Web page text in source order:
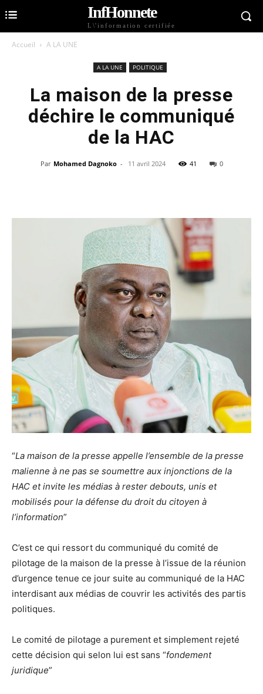
InfHonnete
L\'information certifiée
Accueil A LA UNE
A LA UNE POLITIQUE
La maison de la presse
déchire le communiqué
de la HAC
Par Mohamed Dagnoko - 11 avril 2024 41 0
“La maison de la presse appelle l’ensemble de la presse
malienne à ne pas se soumettre aux injonctions de la
HAC et invite les médias à rester debouts, unis et
mobilisés pour la défense du droit du citoyen à
l’information”
C’est ce qui ressort du communiqué du comité de
pilotage de la maison de la presse à l’issue de la réunion
d’urgence tenue ce jour suite au communiqué de la HAC
interdisant aux médias de couvrir les activités des partis
politiques.
Le comité de pilotage a purement et simplement rejeté
cette décision qui selon lui est sans “fondement
juridique”